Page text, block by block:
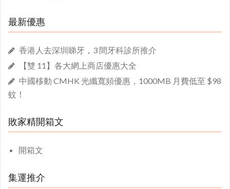
最新優惠
香港人去深圳睇牙，3 間牙科診所推介
【雙 11】各大網上商店優惠大全
中國移動 CMHK 光纖寬頻優惠，1000MB 月費低至 $98
蚊！
敗家精開箱文
開箱文
集運推介